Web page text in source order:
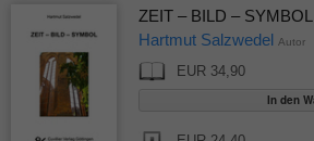
ZEIT – BILD – SYMBOL
Hartmut Salzwedel Autor
EUR 34,90